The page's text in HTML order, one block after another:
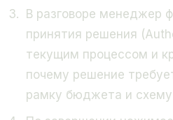
В разговоре менеджер
принятия решения
текущим процессом и
почему решение
рамку бюджета и